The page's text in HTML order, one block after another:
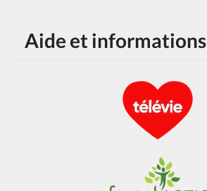
Aide et informations